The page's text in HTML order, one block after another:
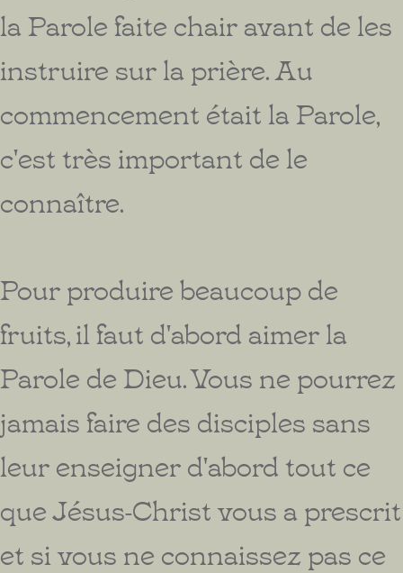
la Parole faite chair avant de les
instruire sur la prière. Au
commencement était la Parole,
c'est très important de le
connaître.
Pour produire beaucoup de
fruits, il faut d'abord aimer la
Parole de Dieu. Vous ne pourrez
jamais faire des disciples sans
leur enseigner d'abord tout ce
que Jésus-Christ vous a prescrit
et si vous ne connaissez pas ce